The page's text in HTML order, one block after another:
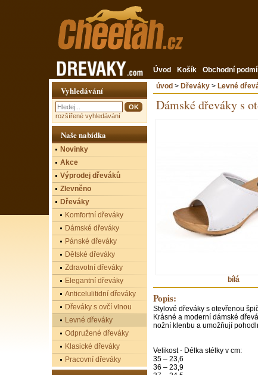
Úvod Košík Obchodní
úvod > Dřeváky > Levné
Dámské dřeváky s
bílá
Popis:
Stylové dřeváky s otevřenou
Krásné a moderní dámské
nožní klenbu a umožňují
Velikost - Délka stélky v cm:
35 – 23,6
36 – 23,9
Vyhledávání
rozšířené vyhledávání
Naše nabídka
Novinky
Akce
Výprodej dřeváků
Zlevněno
Dřeváky
Komfortní dřeváky
Dámské dřeváky
Pánské dřeváky
Dětské dřeváky
Zdravotní dřeváky
Elegantní dřeváky
Anticelulitidní dřeváky
Dřeváky s ovčí vlnou
Levné dřeváky
Odpružené dřeváky
Klasické dřeváky
Pracovní dřeváky